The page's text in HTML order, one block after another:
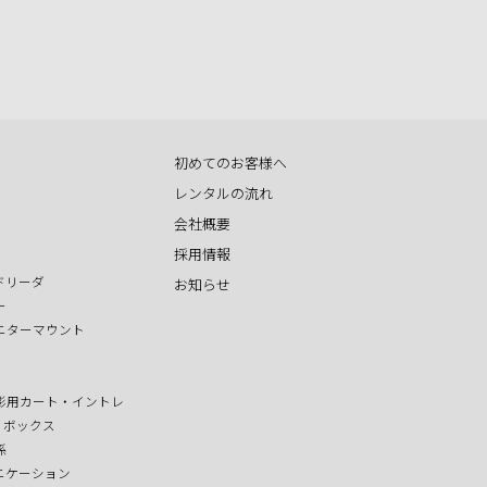
リーダ
ターマウント
用カート・イントレ
ックス
ケーション
初めてのお客様へ
レンタルの流れ
会社概要
採用情報
お知らせ